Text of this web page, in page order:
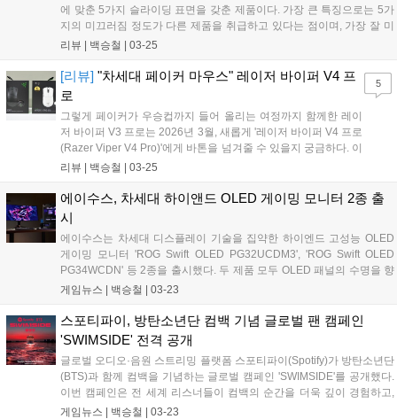
에 맞춘 5가지 슬라이딩 표면을 갖춘 제품이다. 가장 큰 특징으로는 5가
지의 미끄러짐 정도가 다른 제품을 취급하고 있다는 점이며, 가장 잘 미
끄러지는 순서대로 Max Speed, Speed, Balance, Control, Max Control
리뷰 | 백승철 03-25
[리뷰] "차세대 페이커 마우스" 레이저 바이퍼 V4 프
로
그렇게 페이커가 우승컵까지 들어 올리는 여정까지 함께한 레이
저 바이퍼 V3 프로는 2026년 3월, 새롭게 '레이저 바이퍼 V4 프로
(Razer Viper V4 Pro)'에게 바톤을 넘겨줄 수 있을지 궁금하다. 이
번 바이퍼 V4 프로는 출시 전부터 페이커 선수가 직접 테스트하
e스포츠 프로용 게이밍 마우스라고 할 수 있겠다....
리뷰 | 백승철 03-25
5
에이수스, 차세대 하이앤드 OLED 게이밍 모니터 2종 출
시
에이수스는 차세대 디스플레이 기술을 집약한 하이엔드 고성능 OLED
게이밍 모니터 'ROG Swift OLED PG32UCDM3', 'ROG Swift OLED
PG34WCDN' 등 2종을 출시했다. 두 제품 모두 OLED 패널의 수명을 향
상시키는 에이수스 OLED Care Pro가 적용돼 장시간 작업이나 게임 플
용자의 위치를 감지해 자리를 비울 경우 자동으로 화면을 블랙으로 전환
하여 번인을 예방하는 Neo Proximity Sensor가 탑재되어 패널의 수명을
게임뉴스 | 백승철 03-23
스포티파이, 방탄소년단 컴백 기념 글로벌 팬 캠페인
'SWIMSIDE' 전격 공개
글로벌 오디오·음원 스트리밍 플랫폼 스포티파이(Spotify)가 방탄소년단
(BTS)과 함께 컴백을 기념하는 글로벌 캠페인 'SWIMSIDE'를 공개했다.
이번 캠페인은 전 세계 리스너들이 컴백의 순간을 더욱 깊이 경험하고,
아티스트와의 연결을 확장할 수 있도록 기획됐다. SWIMSIDE 캠페인은
게임뉴스 | 백승철 03-23